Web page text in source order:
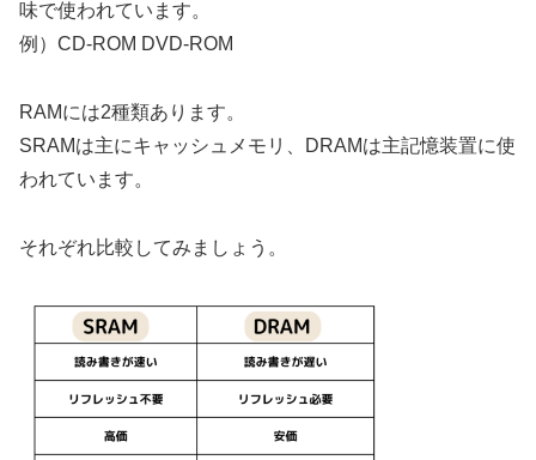
味で使われています。
例）CD-ROM DVD-ROM
RAMには2種類あります。
SRAMは主にキャッシュメモリ、DRAMは主記憶装置に使
われています。
それぞれ比較してみましょう。